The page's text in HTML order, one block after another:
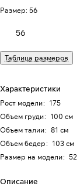
Размер: 56
56
Таблица размеров
Характеристики
Рост модели: 175
Объем груди: 100 см
Объем талии: 81 см
Объем бедер: 103 см
Размер на модели: 52
Описание